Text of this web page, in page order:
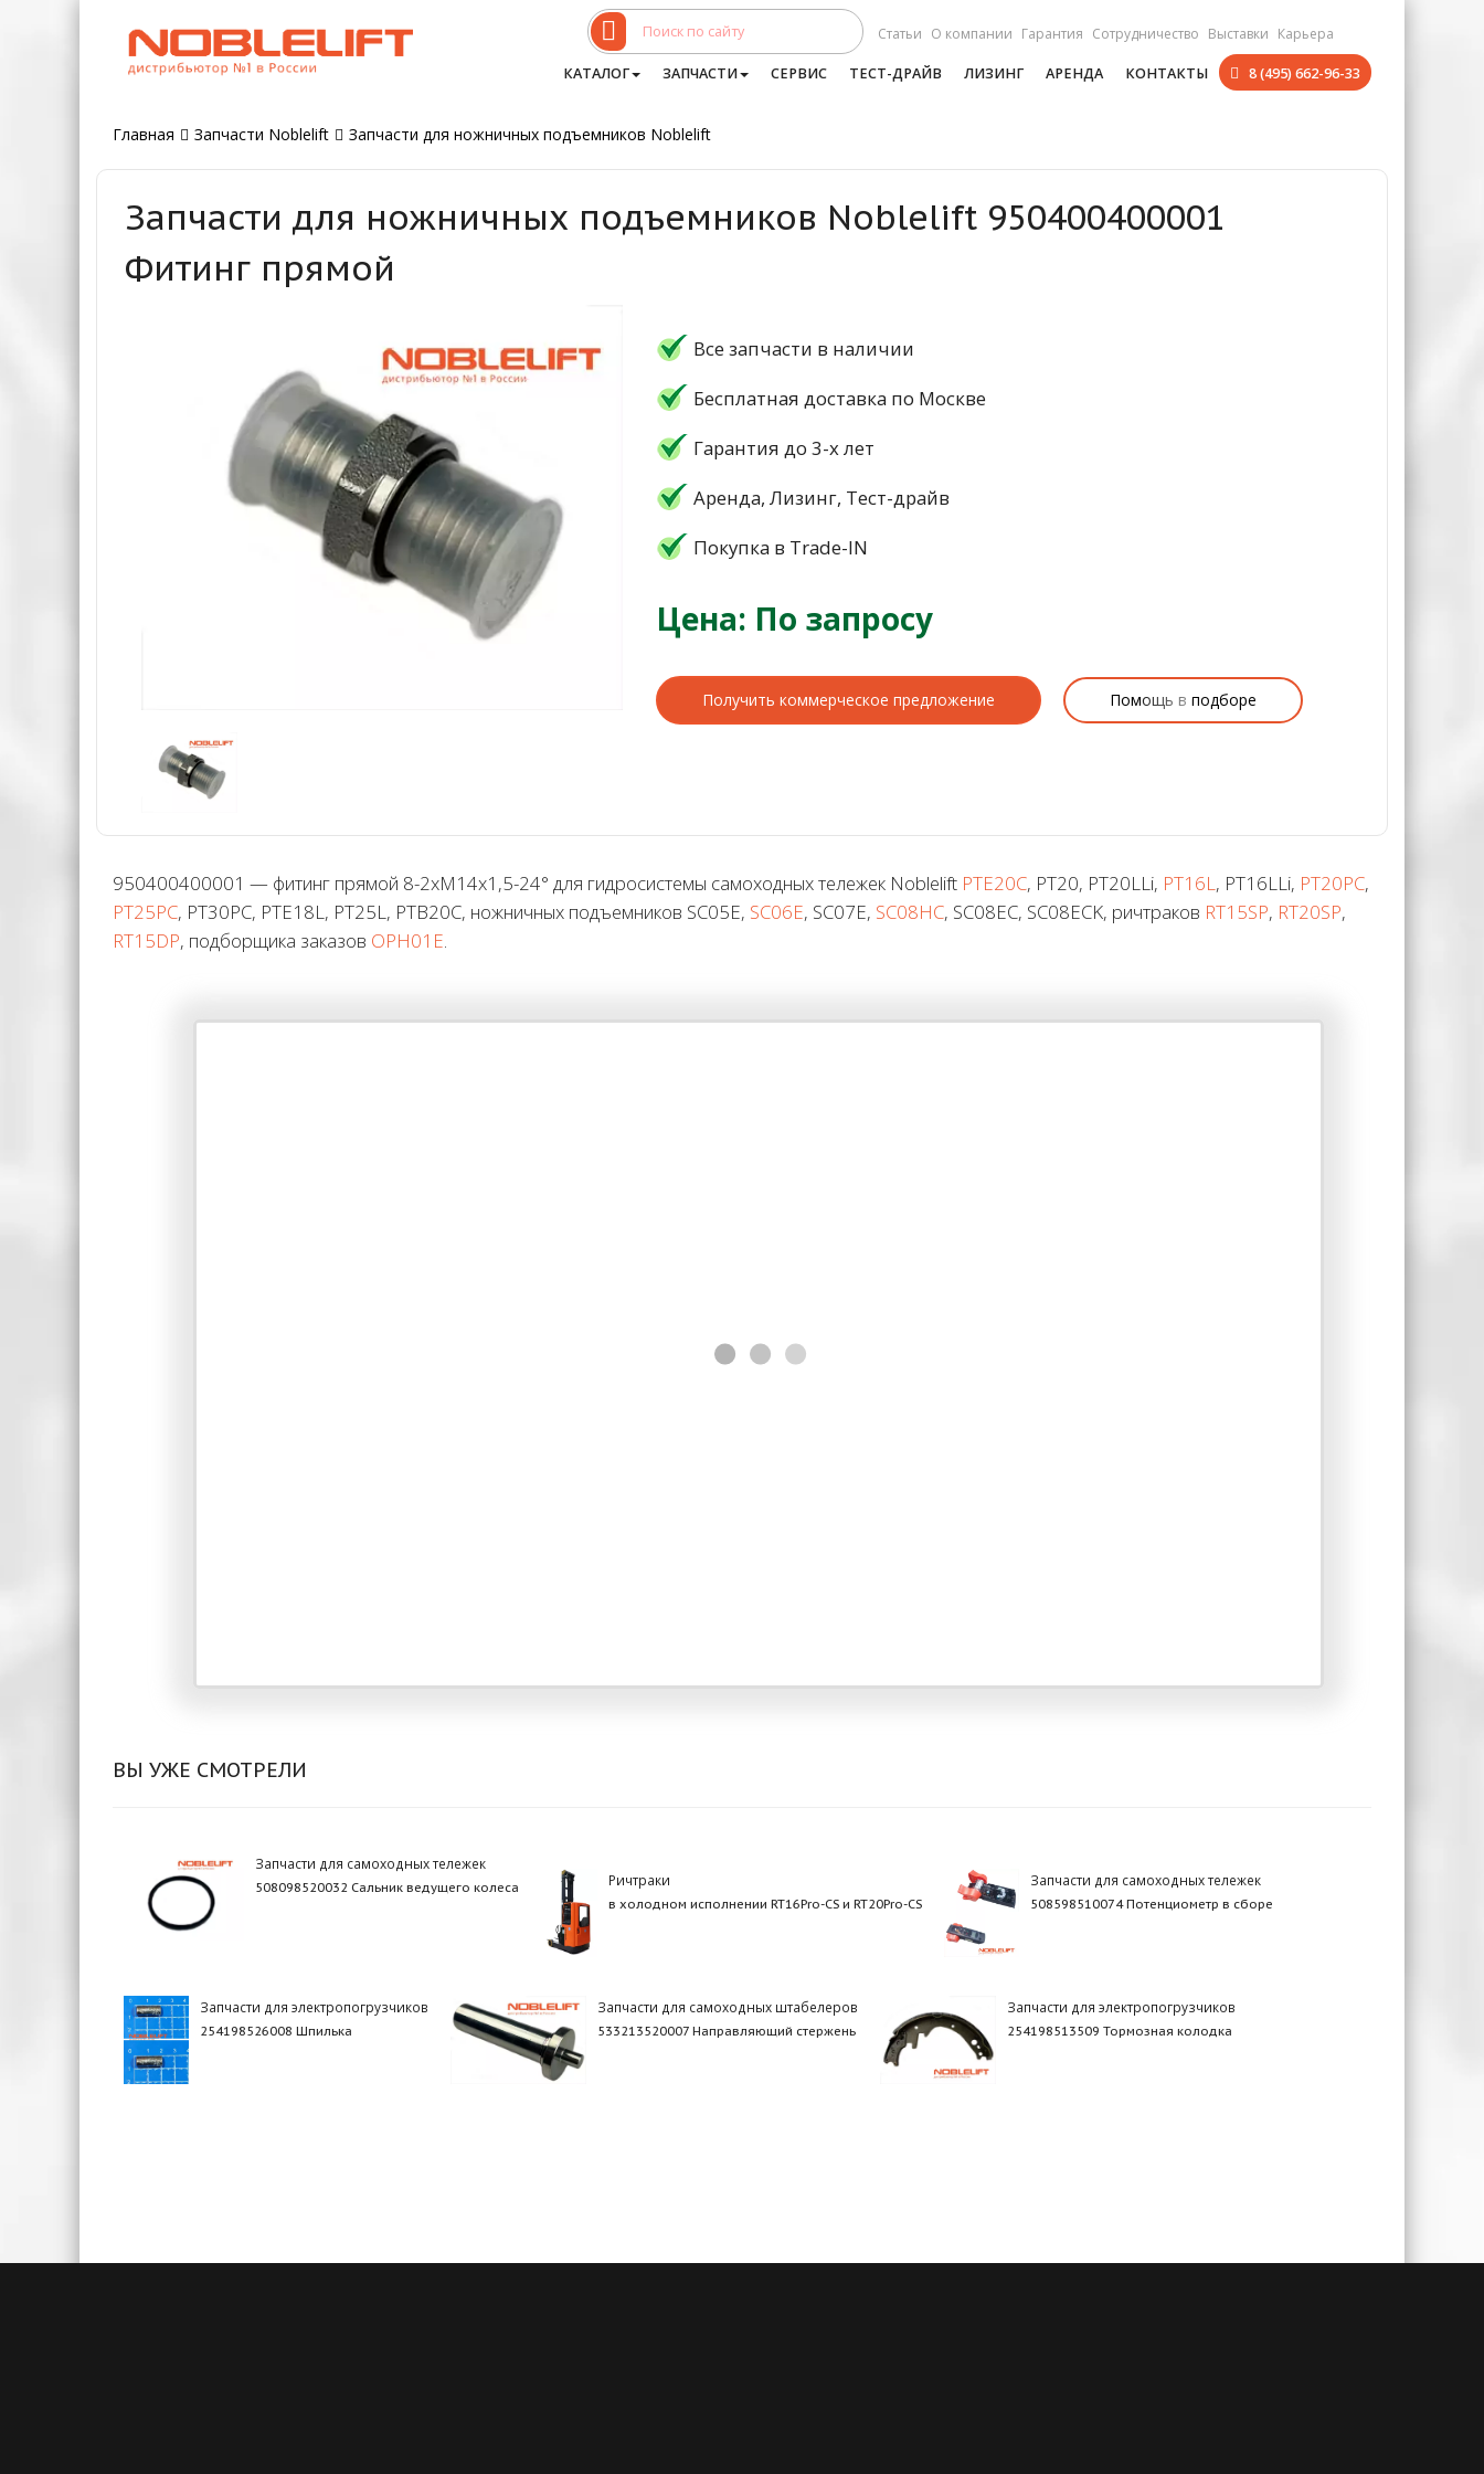
Статьи О компании Гарантия Сотрудничество Выставки Карьера
КАТАЛОГ ЗАПЧАСТИ СЕРВИС ТЕСТ-ДРАЙВ ЛИЗИНГ АРЕНДА КОНТАКТЫ 8 (495) 662-96-33
Главная Запчасти Noblelift Запчасти для ножничных подъемников Noblelift
Запчасти для ножничных подъемников Noblelift 950400400001
Фитинг прямой
Все запчасти в наличии
Бесплатная доставка по Москве
Гарантия до 3-х лет
Аренда, Лизинг, Тест-драйв
Покупка в Trade-IN
Цена: По запросу
Получить коммерческое предложение Помощь в подборе
950400400001 — фитинг прямой 8-2xM14x1,5-24° для гидросистемы самоходных тележек Noblelift PTE20C, PT20, PT20LLi, PT16L, PT16LLi, PT20PC,
PT25PC, PT30PC, PTE18L, PT25L, PTB20C, ножничных подъемников SC05E, SC06E, SC07E, SC08HC, SC08EC, SC08ECK, ричтраков RT15SP, RT20SP,
RT15DP, подборщика заказов OPH01E.
ВЫ УЖЕ СМОТРЕЛИ
Запчасти для самоходных тележек
508098520032 Сальник ведущего колеса Ричтраки
в холодном исполнении RT16Pro-CS и RT20Pro-CS
Запчасти для самоходных тележек
508598510074 Потенциометр в сборе
Запчасти для электропогрузчиков
254198526008 Шпилька
Запчасти для самоходных штабелеров
533213520007 Направляющий стержень
Запчасти для электропогрузчиков
254198513509 Тормозная колодка